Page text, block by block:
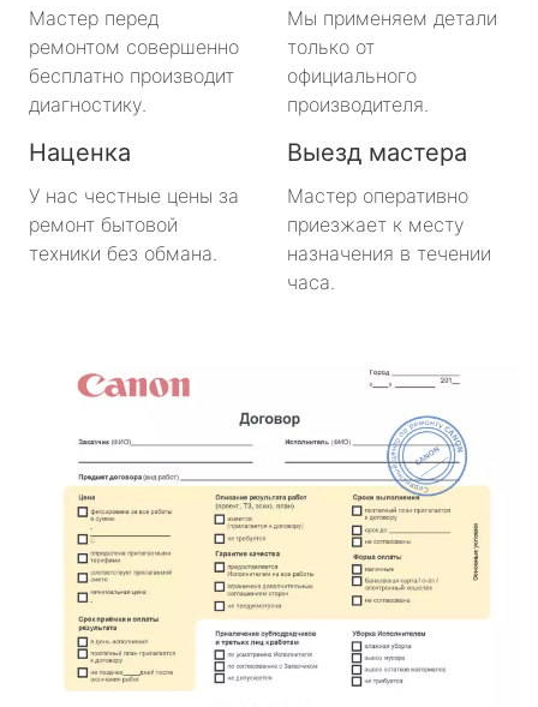
Мастер перед
ремонтом совершенно
бесплатно производит
диагностику.
Мы применяем детали
только от
официального
производителя.
Наценка
У нас честные цены за
ремонт бытовой
техники без обмана.
Выезд мастера
Мастер оперативно
приезжает к месту
назначения в течении
часа.